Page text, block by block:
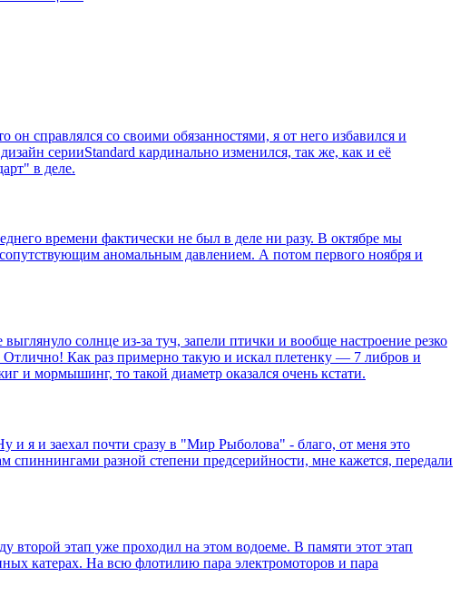
справлялся со своими обязанностями, я от него избавился и
серииStandard кардинально изменился, так же, как и её
в деле.
времени фактически не был в деле ни разу. В октябре мы
аномальным давлением. А потом первого ноября и
солнце из-за туч, запели птички и вообще настроение резко
Как раз примерно такую и искал плетенку — 7 либров и
и мормышинг, то такой диаметр оказался очень кстати.
и я и заехал почти сразу в "Мир Рыболова" - благо, от меня это
разной степени предсерийности, мне кажется, передали
этап уже проходил на этом водоеме. В памяти этот этап
катерах. На всю флотилию пара электромоторов и пара